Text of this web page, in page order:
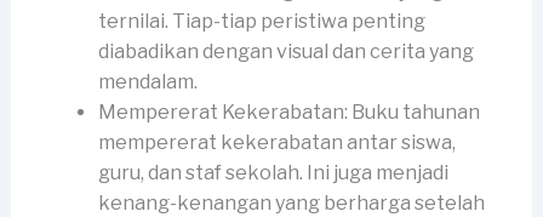
ternilai. Tiap-tiap peristiwa penting
diabadikan dengan visual dan cerita yang
mendalam.
Mempererat Kekerabatan: Buku tahunan
mempererat kekerabatan antar siswa,
guru, dan staf sekolah. Ini juga menjadi
kenang-kenangan yang berharga setelah